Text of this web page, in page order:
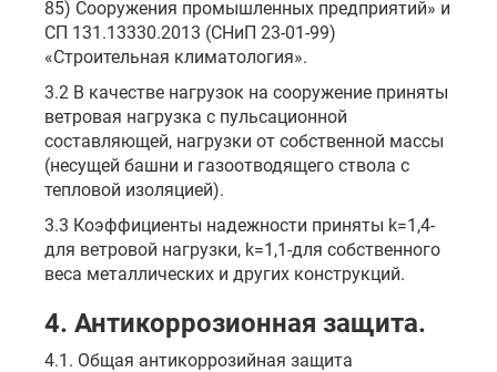
85) Сооружения промышленных предприятий» и
СП 131.13330.2013 (СНиП 23-01-99)
«Строительная климатология».
3.2 В качестве нагрузок на сооружение приняты
ветровая нагрузка с пульсационной
составляющей, нагрузки от собственной массы
(несущей башни и газоотводящего ствола с
тепловой изоляцией).
3.3 Коэффициенты надежности приняты k=1,4-
для ветровой нагрузки, k=1,1-для собственного
веса металлических и других конструкций.
4. Антикоррозионная защита.
4.1. Общая антикоррозийная защита